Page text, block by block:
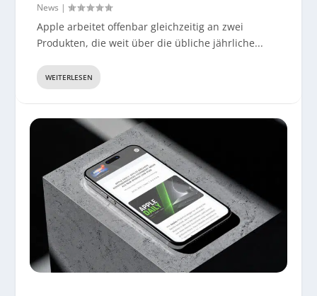
News |
Apple arbeitet offenbar gleichzeitig an zwei
Produkten, die weit über die übliche jährliche...
WEITERLESEN